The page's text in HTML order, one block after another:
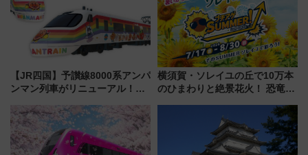
【JR四国】予讃線8000系アンパ
ンマン列車がリニューアル！内
今年12月
横須賀・ソレイユの丘で10万本
のひまわりと絶景花火！ 恐竜や
帰りお出かけ最新情報（2026年
7月17日～開催）